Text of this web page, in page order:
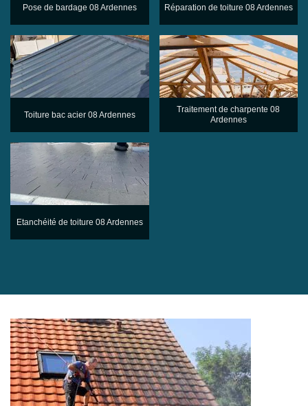
Pose de bardage 08 Ardennes Réparation de toiture 08 Ardennes
Toiture bac acier 08 Ardennes
Traitement de charpente 08
Ardennes
Etanchéité de toiture 08 Ardennes